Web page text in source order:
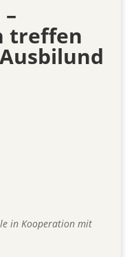
treffen
in Kooperation mit